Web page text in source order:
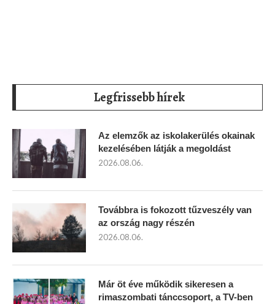
Legfrissebb hírek
Az elemzők az iskolakerülés okainak
kezelésében látják a megoldást
2026.08.06.
Továbbra is fokozott tűzveszély van
az ország nagy részén
2026.08.06.
Már öt éve működik sikeresen a
rimaszombati tánccsoport, a TV-ben